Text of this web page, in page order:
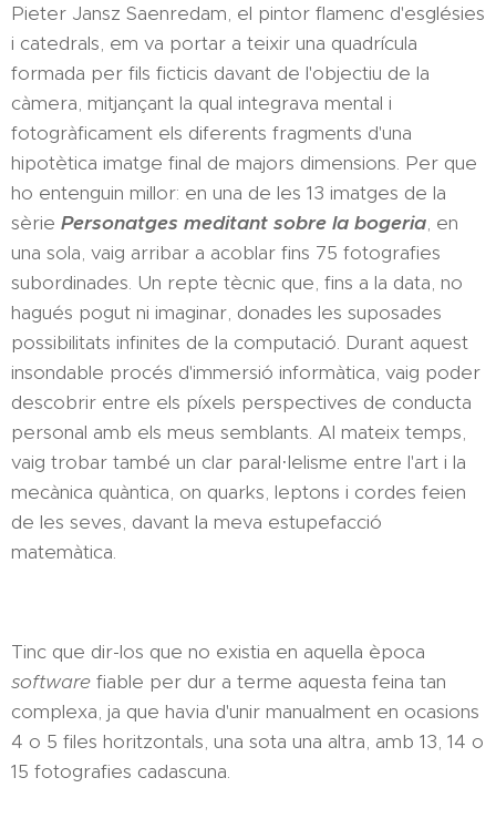
Pieter Jansz Saenredam, el pintor flamenc d'esglésies
i catedrals, em va portar a teixir una quadrícula
formada per fils ficticis davant de l'objectiu de la
càmera, mitjançant la qual integrava mental i
fotogràficament els diferents fragments d'una
hipotètica imatge final de majors dimensions. Per que
ho entenguin millor: en una de les 13 imatges de la
sèrie Personatges meditant sobre la bogeria, en
una sola, vaig arribar a acoblar fins 75 fotografies
subordinades. Un repte tècnic que, fins a la data, no
hagués pogut ni imaginar, donades les suposades
possibilitats infinites de la computació. Durant aquest
insondable procés d'immersió informàtica, vaig poder
descobrir entre els píxels perspectives de conducta
personal amb els meus semblants. Al mateix temps,
vaig trobar també un clar paral·lelisme entre l'art i la
mecànica quàntica, on quarks, leptons i cordes feien
de les seves, davant la meva estupefacció
matemàtica.
Tinc que dir-los que no existia en aquella època
software fiable per dur a terme aquesta feina tan
complexa, ja que havia d'unir manualment en ocasions
4 o 5 files horitzontals, una sota una altra, amb 13, 14 o
15 fotografies cadascuna.